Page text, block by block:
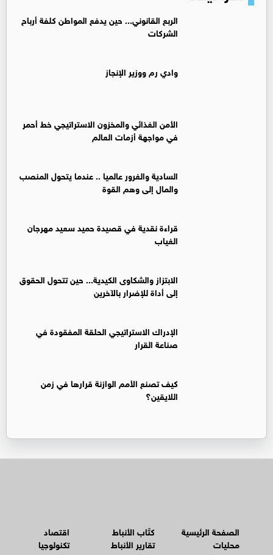
الربع القانوني... حين يدفع المواطن كلفة أرباح
الشركات
وادي رم ووزير الإنجاز
الأمن الغذائي والمخزون الاستراتيجي خط أحمر
في مواجهة أزمات العالم
السادية والغرور عالميا .. عندما يتحول المنصب
والمال إلى وهم القوة
قراءة نقدية في قصيدة حميد سعيد مهرجان
الغياب
الابتزاز والشكاوى الكيدية... حين تتحول الحقوق
إلى أداة للإضرار بالآخرين
الإدراك الاستراتيجي الحلقة المفقودة في
صناعة القرار
كيف تصنع الأمم الوازنة قرارها في زمن
اللايقين؟
الصفحة الرئيسية
محليات
كتّاب الأنباط
تقارير الأنباط
اقتصاد
تكنولوجيا